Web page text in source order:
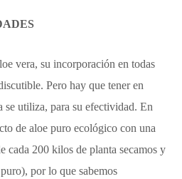
vera, su incorporación en todas
Pero hay que tener en
se utiliza, para su efectividad. En
de aloe puro ecológico con una
cada 200 kilos de planta secamos y
por lo que sabemos